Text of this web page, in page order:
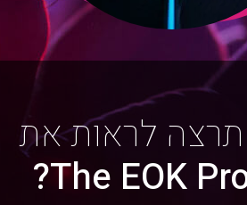
לראות את
The EOK